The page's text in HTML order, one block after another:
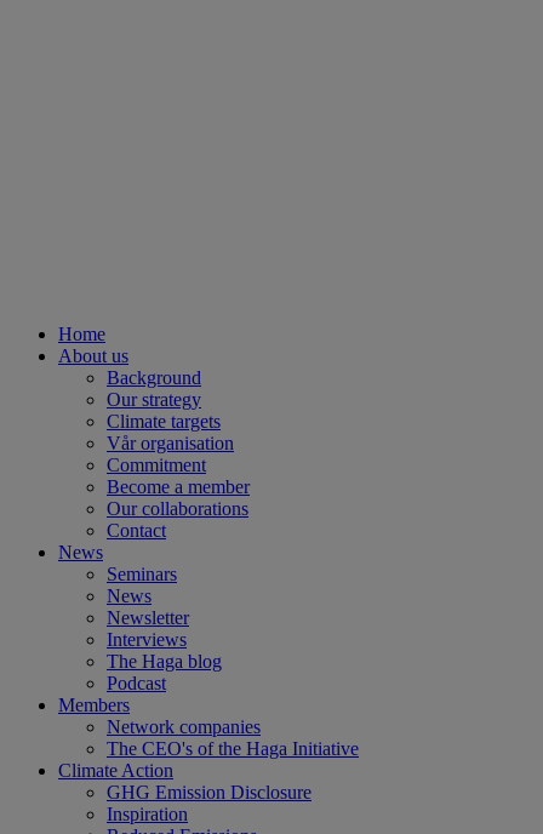
Home
About us
Background
Our strategy
Climate targets
Vår organisation
Commitment
Become a member
Our collaborations
Contact
News
Seminars
News
Newsletter
Interviews
The Haga blog
Podcast
Members
Network companies
The CEO's of the Haga Initiative
Climate Action
GHG Emission Disclosure
Inspiration